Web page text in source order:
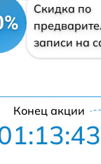
Скидка по
записи на
Конец акции